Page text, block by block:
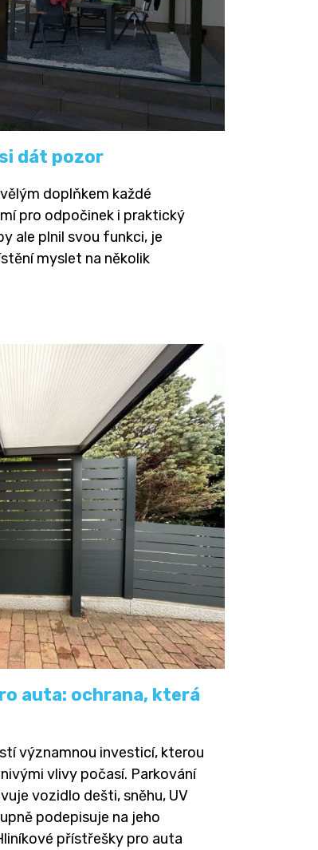
dát pozor
doplňkem každé
pro odpočinek i praktický
ale plnil svou funkci, je
myslet na několik
auta: ochrana, která
významnou investicí, kterou
vlivy počasí. Parkování
vozidlo dešti, sněhu, UV
podepisuje na jeho
přístřešky pro auta